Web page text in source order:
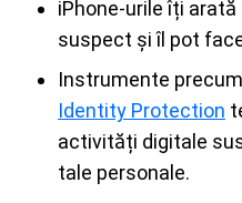
iPhone-urile îți
suspect și îl pot
Instrumente precum
Identity Protection
activități digitale
tale personale.